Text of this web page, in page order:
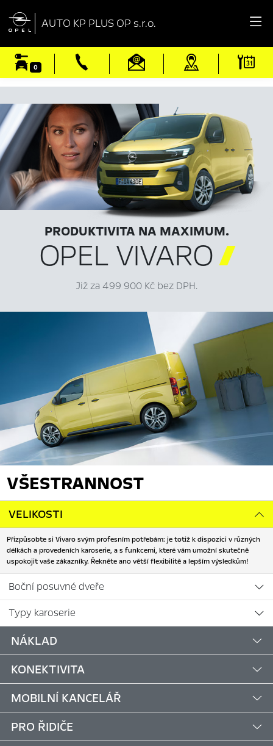
 AUTO KP PLUS OP s.r.o.
0
PRODUKTIVITA NA MAXIMUM.
OPEL VIVARO
Již za 499 900 Kč bez DPH.
VŠESTRANNOST
VELIKOSTI
Přizpůsobte si Vivaro svým profesním potřebám: je totiž k dispozici v různých
délkách a provedeních karoserie, a s funkcemi, které vám umožní skutečně
uspokojit vaše zákazníky. Řekněte ano větší flexibilitě a lepším výsledkům!
Boční posuvné dveře
Typy karoserie
NÁKLAD
KONEKTIVITA
MOBILNÍ KANCELÁŘ
PRO ŘIDIČE